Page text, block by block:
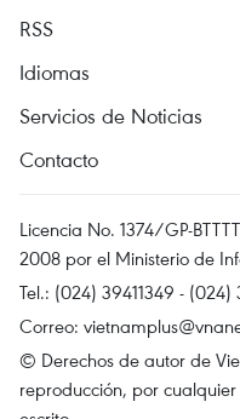
RSS
Idiomas
Servicios de Noticias
Contacto
Licencia No. 1374/GP-
2008 por el Ministerio de
Tel.: (024) 39411349 - (024)
Correo:
© Derechos de autor de
reproducción, por